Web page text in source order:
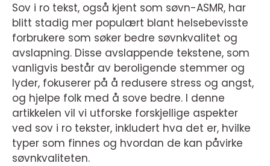
Sov i ro tekst, også kjent som søvn-ASMR, har
blitt stadig mer populært blant helsebevisste
forbrukere som søker bedre søvnkvalitet og
avslapning. Disse avslappende tekstene, som
vanligvis består av beroligende stemmer og
lyder, fokuserer på å redusere stress og angst,
og hjelpe folk med å sove bedre. I denne
artikkelen vil vi utforske forskjellige aspekter
ved sov i ro tekster, inkludert hva det er, hvilke
typer som finnes og hvordan de kan påvirke
søvnkvaliteten.